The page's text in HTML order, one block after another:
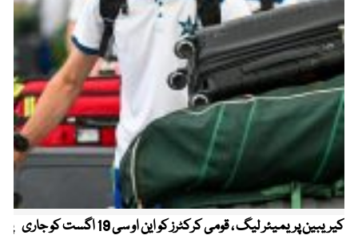
کیریبین پریمیئر لیگ ، قومی کرکٹرز کو این او سی 19 اگست کو جاری